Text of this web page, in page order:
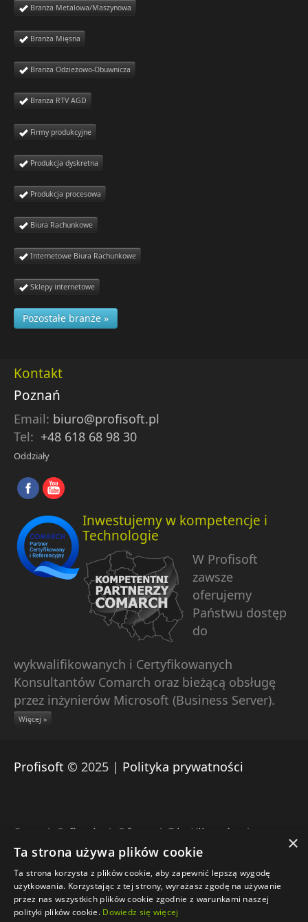
Branża Metalowa/Maszynowa
Branża Mięsna
Branża Odzieżowo-Obuwnicza
Branża RTV AGD
Firmy produkcyjne
Produkcja dyskretna
Produkcja procesowa
Biura Rachunkowe
Internetowe Biura Rachunkowe
Sklepy internetowe
Pozostałe branże »
Kontakt
Poznań
Email: biuro@profisoft.pl
Tel: +48 618 68 98 30
Oddziały
Inwestujemy w kompetencje i
Technologie
W Profisoft
zawsze
oferujemy
Państwu dostęp
do
wykwalifikowanych i Certyfikowanych
Konsultantów Comarch oraz bieżącą obsługę
przez inżynierów Microsoft (Business Server).
Więcej »
Profisoft © 2025 | Polityka prywatności
Start | O firmie | Oferta | Dla Klientów
|
Pomoc zdalna Comarch|Download
Engine: Umbraco | Projekt: Profisoft |
Wdrożenie: Profisoft
×
Ta strona używa plików cookie
Ta strona korzysta z plików cookie, aby zapewnić lepszą wygodę
użytkowania. Korzystając z tej strony, wyrażasz zgodę na używanie
przez nas wszystkich plików cookie zgodnie z warunkami naszej
polityki plików cookie. Dowiedz się więcej